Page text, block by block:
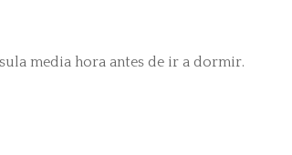
media hora antes de ir a dormir.